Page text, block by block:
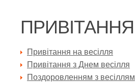
ПРИВІТАННЯ
Привітання на весілля
Привітання з Днем весілля
Поздоровленням з весіллям